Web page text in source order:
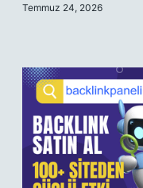
Temmuz 24, 2026